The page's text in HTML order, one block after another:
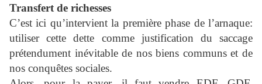
Transfert de richesses
C’est ici qu’intervient la première phase de l’arnaque:
utiliser cette dette comme justification du saccage
prétendument inévitable de nos biens communs et de
nos conquêtes sociales.